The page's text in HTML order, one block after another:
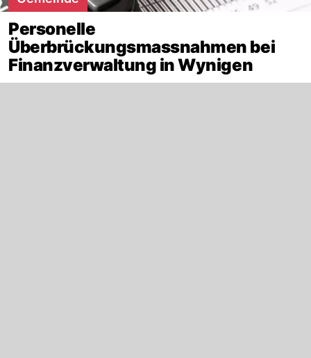
Personelle
Überbrückungsmassnahmen bei
Finanzverwaltung in Wynigen